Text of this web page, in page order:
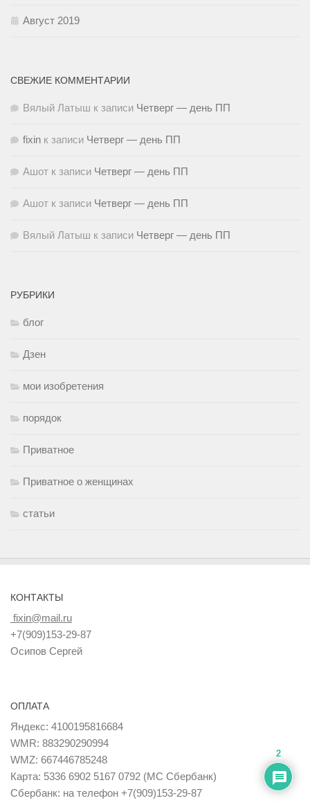
Август 2019
СВЕЖИЕ КОММЕНТАРИИ
Вялый Латыш к записи Четверг — день ПП
fixin к записи Четверг — день ПП
Ашот к записи Четверг — день ПП
Ашот к записи Четверг — день ПП
Вялый Латыш к записи Четверг — день ПП
РУБРИКИ
блог
Дзен
мои изобретения
порядок
Приватное
Приватное о женщинах
статьи
КОНТАКТЫ
fixin@mail.ru
+7(909)153-29-87
Осипов Сергей
ОПЛАТА
Яндекс: 4100195816684
WMR: 883290290994
WMZ: 667446785248
Карта: 5336 6902 5167 0792 (MC Сбербанк)
Сбербанк: на телефон +7(909)153-29-87
2